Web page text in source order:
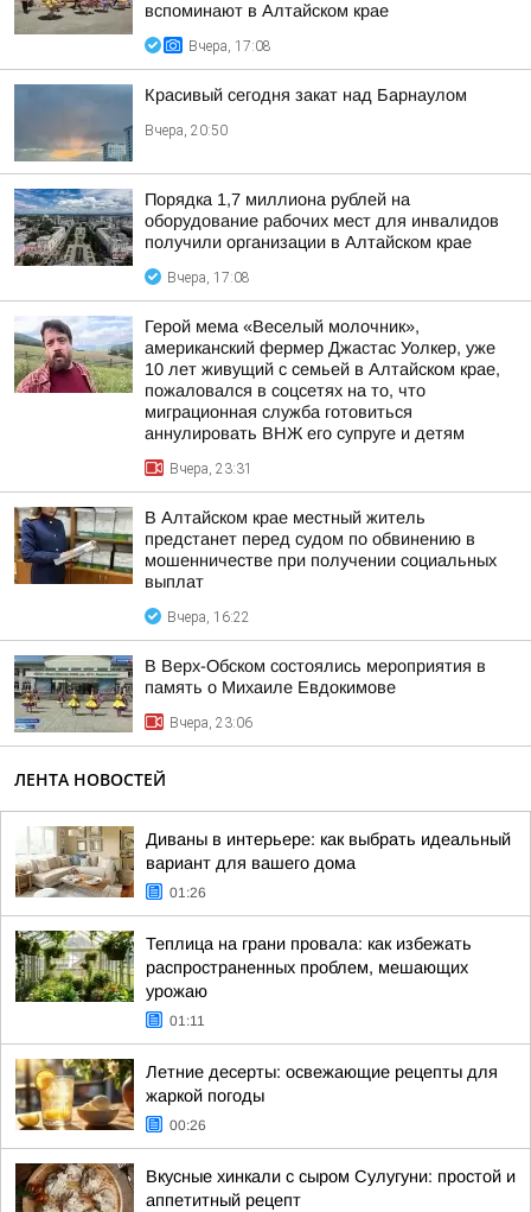
вспоминают в Алтайском крае
Вчера, 17:08
Красивый сегодня закат над Барнаулом
Вчера, 20:50
Порядка 1,7 миллиона рублей на
оборудование рабочих мест для инвалидов
получили организации в Алтайском крае
Вчера, 17:08
Герой мема «Веселый молочник»,
американский фермер Джастас Уолкер, уже
10 лет живущий с семьей в Алтайском крае,
пожаловался в соцсетях на то, что
миграционная служба готовиться
аннулировать ВНЖ его супруге и детям
Вчера, 23:31
В Алтайском крае местный житель
предстанет перед судом по обвинению в
мошенничестве при получении социальных
выплат
Вчера, 16:22
В Верх-Обском состоялись мероприятия в
память о Михаиле Евдокимове
Вчера, 23:06
ЛЕНТА НОВОСТЕЙ
Диваны в интерьере: как выбрать идеальный
вариант для вашего дома
01:26
Теплица на грани провала: как избежать
распространенных проблем, мешающих
урожаю
01:11
Летние десерты: освежающие рецепты для
жаркой погоды
00:26
Вкусные хинкали с сыром Сулугуни: простой и
аппетитный рецепт